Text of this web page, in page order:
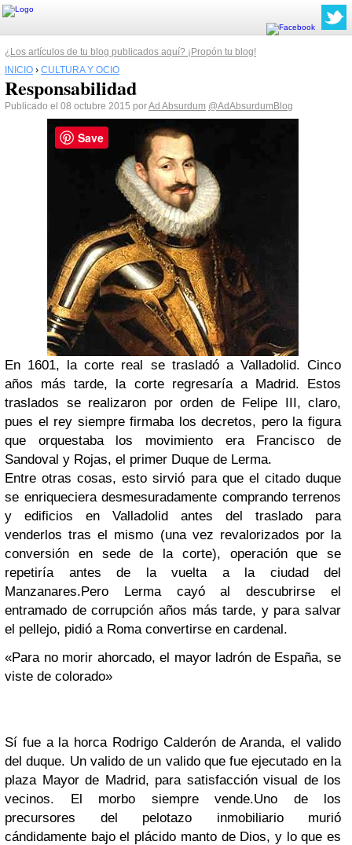
¿Los artículos de tu blog publicados aquí? ¡Propón tu blog!
INICIO › CULTURA Y OCIO
Responsabilidad
Publicado el 08 octubre 2015 porAd Absurdum @AdAbsurdumBlog
En 1601, la corte real se trasladó a Valladolid. Cinco
años más tarde, la corte regresaría a Madrid. Estos
traslados se realizaron por orden de Felipe III, claro,
pues el rey siempre firmaba los decretos, pero la figura
que orquestaba los movimiento era Francisco de
Sandoval y Rojas, el primer Duque de Lerma.
Entre otras cosas, esto sirvió para que el citado duque
se enriqueciera desmesuradamente comprando terrenos
y edificios en Valladolid antes del traslado para
venderlos tras el mismo (una vez revalorizados por la
conversión en sede de la corte), operación que se
repetiría antes de la vuelta a la ciudad del
Manzanares.Pero Lerma cayó al descubrirse el
entramado de corrupción años más tarde, y para salvar
el pellejo, pidió a Roma convertirse en cardenal.
«Para no morir ahorcado, el mayor ladrón de España, se
viste de colorado»
Sí fue a la horca Rodrigo Calderón de Aranda, el valido
del duque. Un valido de un valido que fue ejecutado en la
plaza Mayor de Madrid, para satisfacción visual de los
vecinos. El morbo siempre vende.Uno de los
precursores del pelotazo inmobiliario murió
cándidamente bajo el plácido manto de Dios, y lo que es
Save